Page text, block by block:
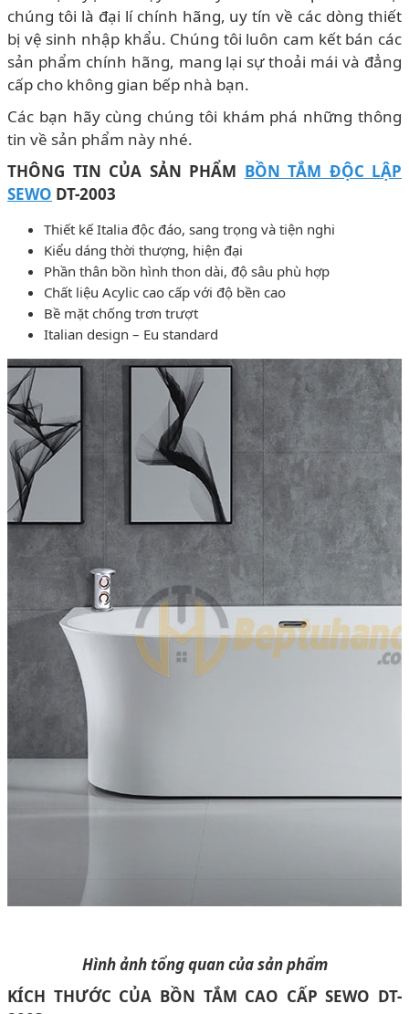
chúng tôi là đại lí chính hãng, uy tín về các dòng thiết
bị vệ sinh nhập khẩu. Chúng tôi luôn cam kết bán các
sản phẩm chính hãng, mang lại sự thoải mái và đẳng
cấp cho không gian bếp nhà bạn.
Các bạn hãy cùng chúng tôi khám phá những thông
tin về sản phẩm này nhé.
THÔNG TIN CỦA SẢN PHẨM BỒN TẮM ĐỘC LẬP
SEWO DT-2003
Thiết kế Italia độc đáo, sang trọng và tiện nghi
Kiểu dáng thời thượng, hiện đại
Phần thân bồn hình thon dài, độ sâu phù hợp
Chất liệu Acylic cao cấp với độ bền cao
Bề mặt chống trơn trượt
Italian design – Eu standard
Hình ảnh tổng quan của sản phẩm
KÍCH THƯỚC CỦA BỒN TẮM CAO CẤP SEWO DT-